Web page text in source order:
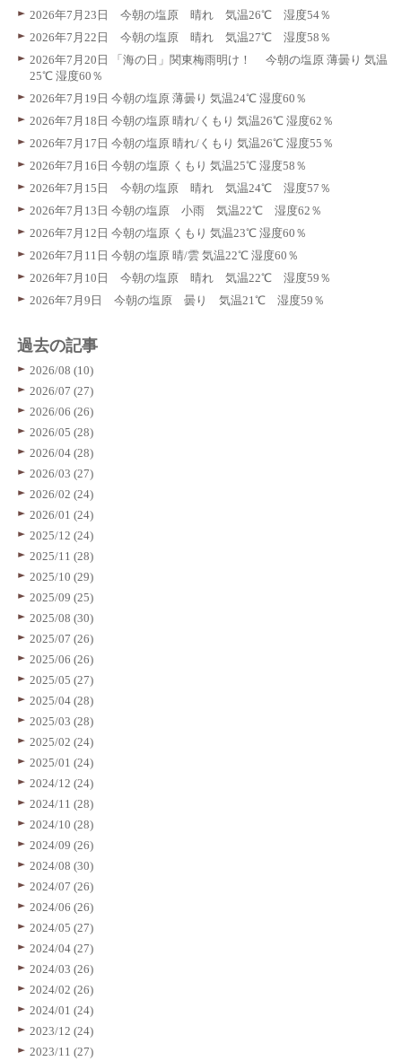
2026年7月23日 今朝の塩原 晴れ 気温26℃ 湿度54％
2026年7月22日 今朝の塩原 晴れ 気温27℃ 湿度58％
2026年7月20日 「海の日」関東梅雨明け！ 今朝の塩原 薄曇り 気温
25℃ 湿度60％
2026年7月19日 今朝の塩原 薄曇り 気温24℃ 湿度60％
2026年7月18日 今朝の塩原 晴れ/くもり 気温26℃ 湿度62％
2026年7月17日 今朝の塩原 晴れ/くもり 気温26℃ 湿度55％
2026年7月16日 今朝の塩原 くもり 気温25℃ 湿度58％
2026年7月15日 今朝の塩原 晴れ 気温24℃ 湿度57％
2026年7月13日 今朝の塩原 小雨 気温22℃ 湿度62％
2026年7月12日 今朝の塩原 くもり 気温23℃ 湿度60％
2026年7月11日 今朝の塩原 晴/雲 気温22℃ 湿度60％
2026年7月10日 今朝の塩原 晴れ 気温22℃ 湿度59％
2026年7月9日 今朝の塩原 曇り 気温21℃ 湿度59％
過去の記事
2026/08 (10)
2026/07 (27)
2026/06 (26)
2026/05 (28)
2026/04 (28)
2026/03 (27)
2026/02 (24)
2026/01 (24)
2025/12 (24)
2025/11 (28)
2025/10 (29)
2025/09 (25)
2025/08 (30)
2025/07 (26)
2025/06 (26)
2025/05 (27)
2025/04 (28)
2025/03 (28)
2025/02 (24)
2025/01 (24)
2024/12 (24)
2024/11 (28)
2024/10 (28)
2024/09 (26)
2024/08 (30)
2024/07 (26)
2024/06 (26)
2024/05 (27)
2024/04 (27)
2024/03 (26)
2024/02 (26)
2024/01 (24)
2023/12 (24)
2023/11 (27)